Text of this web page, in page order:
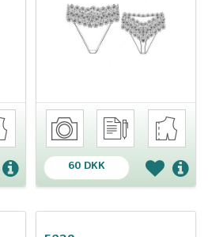
60 DKK